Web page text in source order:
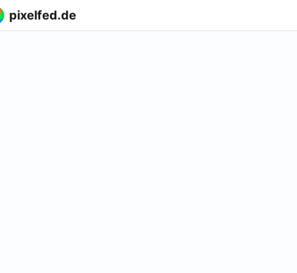
pixelfed.de